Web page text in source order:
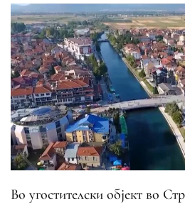
Во угостителски објект во